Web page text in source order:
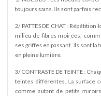
toujours sains. Ils sont parfois
2/ PATTES DE CHAT :
milieu de fibres moirées,
ses griffes en passant. Ils sont
en pleine lumière.
3/ CONTRASTE DE TEINTE :
teintes différentes. La surface
comme autant de petits